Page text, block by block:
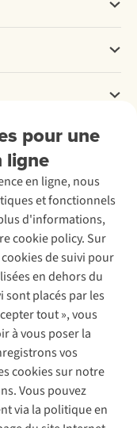
pour une
ligne
en ligne, nous
et fonctionnels
d'informations,
cookie policy. Sur
de suivi pour
en dehors du
sont placés par les
tout », vous
à vous poser la
vos
cookies sur notre
Vous pouvez
via la politique en
Policy